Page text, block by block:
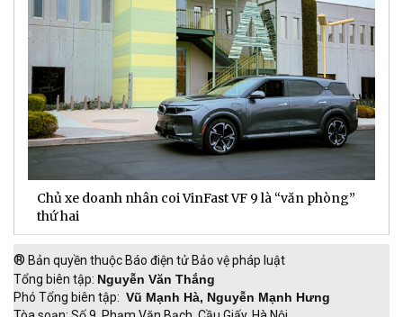
Chủ xe doanh nhân coi VinFast VF 9 là “văn phòng”
thứ hai
® Bản quyền thuộc Báo điện tử Bảo vệ pháp luật
Tổng biên tập: Nguyễn Văn Thắng
Phó Tổng biên tập: Vũ Mạnh Hà, Nguyễn Mạnh Hưng